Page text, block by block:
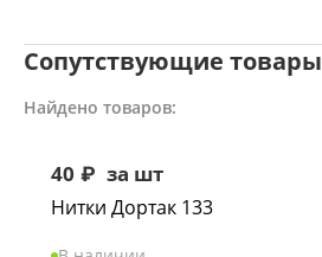
Сопутствующие товары
Найдено товаров:
40 ₽ за шт
Нитки Дортак 133